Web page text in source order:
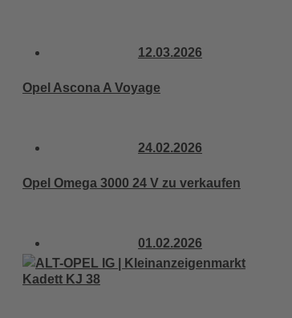
12.03.2026
Opel Ascona A Voyage
24.02.2026
Opel Omega 3000 24 V zu verkaufen
01.02.2026
Kadett KJ 38